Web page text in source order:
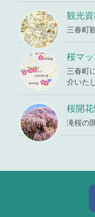
mes/mihar
u/template-
parts/picu
p.phpon li
ne 19
観光
三春町
桜マ
三春町
介いた
桜開
滝桜の